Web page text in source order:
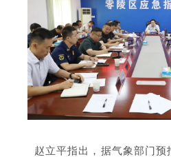
赵立平指出，据气象部门预